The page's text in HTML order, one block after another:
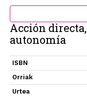
Acción
autonomía
ISBN
Orriak
Urtea